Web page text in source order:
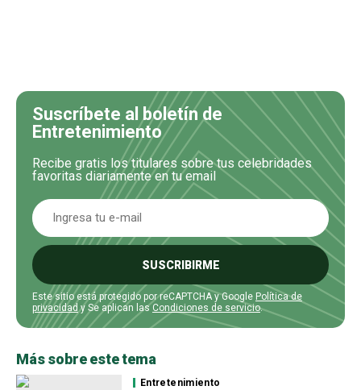
Suscríbete al boletín de
Entretenimiento
Recibe gratis los titulares sobre tus celebridades
favoritas diariamente en tu email
SUSCRIBIRME
Este sitio está protegido por reCAPTCHA y Google Política de
privacidad y Se aplican lasCondiciones de servicio.
Más sobre este tema
Entretenimiento